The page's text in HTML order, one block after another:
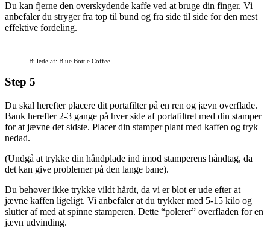
Du kan fjerne den overskydende kaffe ved at bruge din finger. Vi
anbefaler du stryger fra top til bund og fra side til side for den mest
effektive fordeling.
Billede af: Blue Bottle Coffee
Step 5
Du skal herefter placere dit portafilter på en ren og jævn overflade.
Bank herefter 2-3 gange på hver side af portafiltret med din stamper
for at jævne det sidste. Placer din stamper plant med kaffen og tryk
nedad.
(Undgå at trykke din håndplade ind imod stamperens håndtag, da
det kan give problemer på den lange bane).
Du behøver ikke trykke vildt hårdt, da vi er blot er ude efter at
jævne kaffen ligeligt. Vi anbefaler at du trykker med 5-15 kilo og
slutter af med at spinne stamperen. Dette “polerer” overfladen for en
jævn udvinding.